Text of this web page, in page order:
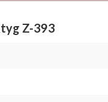
Z-393